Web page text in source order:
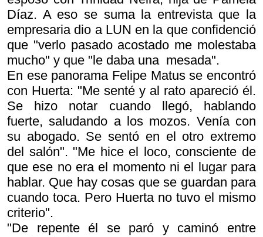
Díaz. A eso se suma la entrevista que la
empresaria dio a LUN en la que confidenció
que "verlo pasado acostado me molestaba
mucho" y que "le daba una mesada".
En ese panorama Felipe Matus se encontró
con Huerta: "Me senté y al rato apareció él.
Se hizo notar cuando llegó, hablando
fuerte, saludando a los mozos. Venía con
su abogado. Se sentó en el otro extremo
del salón". "Me hice el loco, consciente de
que ese no era el momento ni el lugar para
hablar. Que hay cosas que se guardan para
cuando toca. Pero Huerta no tuvo el mismo
criterio".
"De repente él se paró y caminó entre